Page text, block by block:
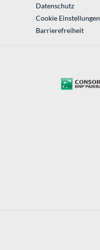
Datenschutz
Cookie Einstellungen
Barrierefreiheit